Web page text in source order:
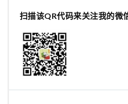
扫描该QR代码来关注我的微